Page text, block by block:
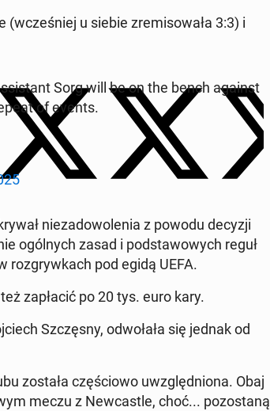
(wcze­śniej u siebie zre­mi­so­wa­ła 3:3) i
Sorg will be on the bench against
of events.
nie­za­do­wo­le­nia z powodu decyzji
ogól­nych zasad i pod­sta­wo­wych reguł
roz­gryw­kach pod egidą UEFA.
za­pła­cić po 20 tys. euro kary.
Szczę­sny, od­wo­ła­ła się jednak od
została czę­ścio­wo uwzględ­nio­na. Obaj
meczu z New­ca­stle, choć... po­zo­sta­ną